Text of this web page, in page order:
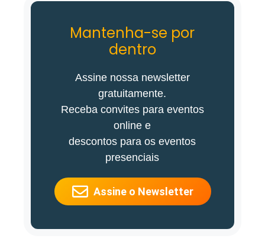
Mantenha-se por
dentro
Assine nossa newsletter
gratuitamente.
Receba convites para eventos
online e
descontos para os eventos
presenciais
Assine o Newsletter